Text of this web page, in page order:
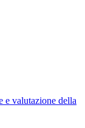
e valutazione della